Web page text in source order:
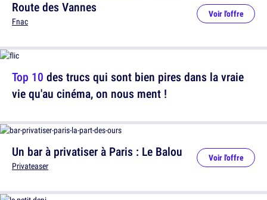
Top 10 des trucs qui sont bien pires dans la vraie
vie qu'au cinéma, on nous ment !
Route des Vannes
Fnac
Voir l'offre
Un bar à privatiser à Paris : Le Balou
Privateaser
Voir l'offre